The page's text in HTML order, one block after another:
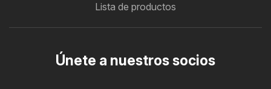
Lista de productos
Únete a nuestros socios